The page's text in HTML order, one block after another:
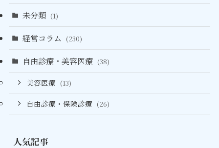
未分類 (1)
経営コラム (230)
自由診療・美容医療 (38)
美容医療 (13)
自由診療・保険診療 (26)
人気記事